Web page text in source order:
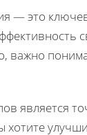
— это
важно
является
хотите